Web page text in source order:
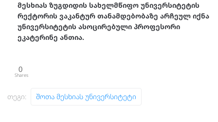
მესხიას ზუგდიდის სახელმწიფო უნივერსიტეტის
რექტორის ვაკანტურ თანამდებობაზე არჩეულ იქნა
უნივერსიტეტის ასოცირებული პროფესორი
ეკატერინე ანთია.
0
Shares
Თეგი: Შოთა Მესხიას Უნივერსიტეტი